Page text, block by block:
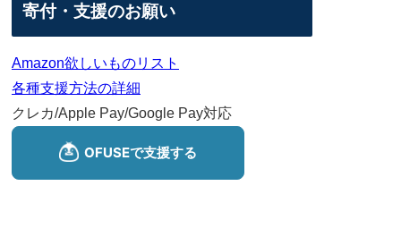
寄付・支援のお願い
Amazon欲しいものリスト
各種支援方法の詳細
クレカ/Apple Pay/Google Pay対応